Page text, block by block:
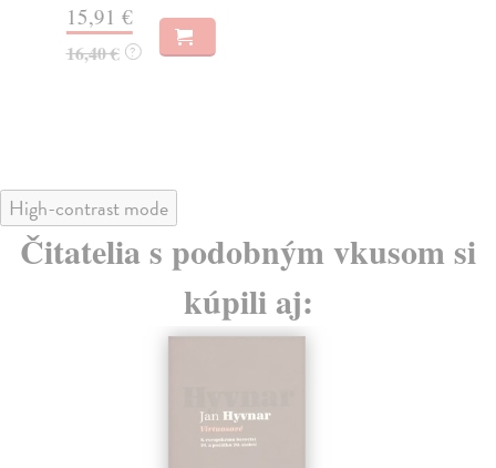
15,91 €
16,40 € ?
High-contrast mode
Čitatelia s podobným vkusom si
kúpili aj: